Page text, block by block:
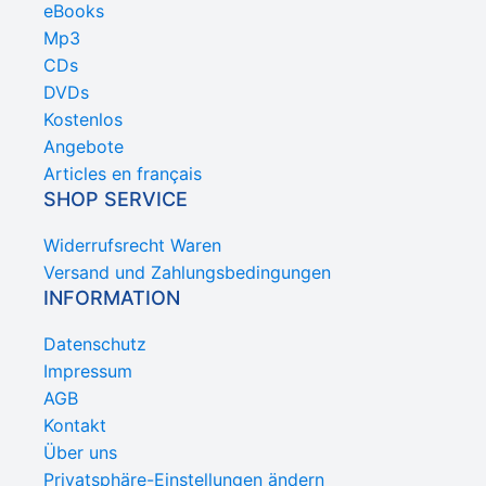
eBooks
Mp3
CDs
DVDs
Kostenlos
Angebote
Articles en français
SHOP SERVICE
Widerrufsrecht Waren
Versand und Zahlungsbedingungen
INFORMATION
Datenschutz
Impressum
AGB
Kontakt
Über uns
Privatsphäre-Einstellungen ändern